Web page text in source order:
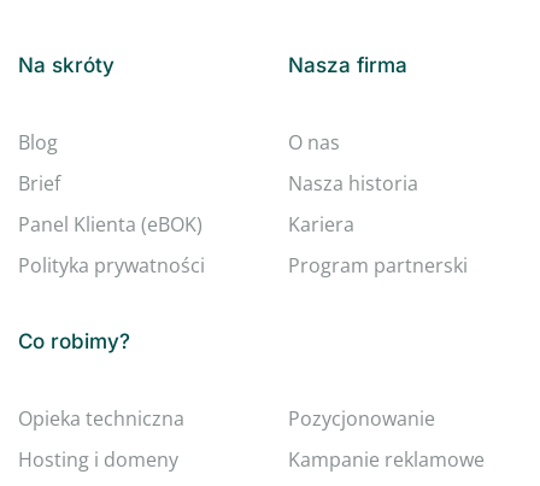
Na skróty
Blog
Brief
Panel Klienta (eBOK)
Polityka prywatności
Nasza firma
O nas
Nasza historia
Kariera
Program partnerski
Co robimy?
Opieka techniczna
Hosting i domeny
Pozycjonowanie
Kampanie reklamowe